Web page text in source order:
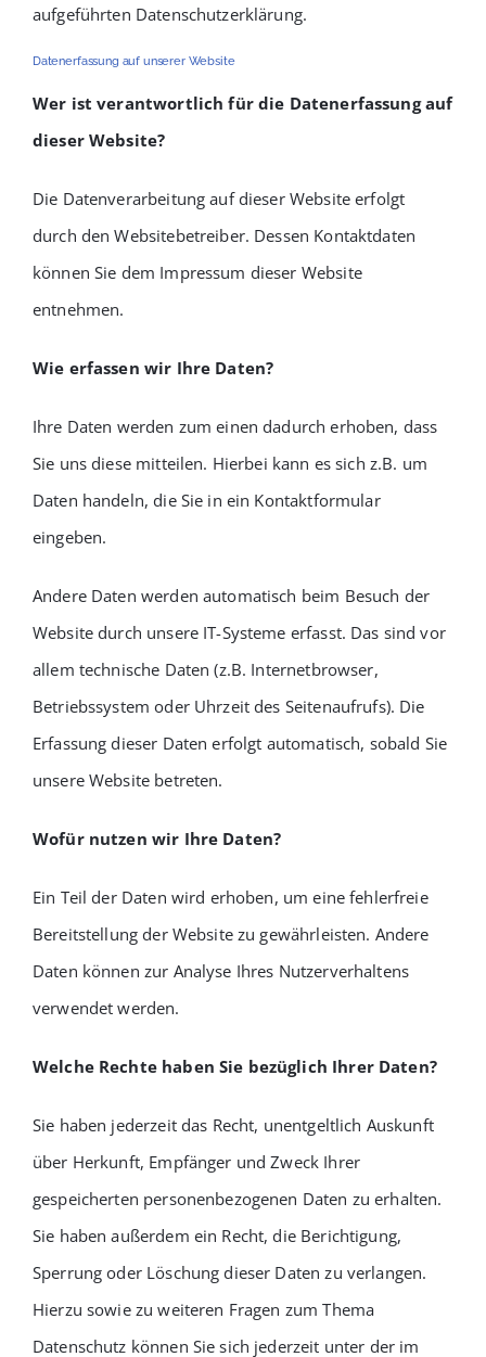
aufgeführten Datenschutzerklärung.
Datenerfassung auf unserer Website
Wer ist verantwortlich für die Datenerfassung auf
dieser Website?
Die Datenverarbeitung auf dieser Website erfolgt
durch den Websitebetreiber. Dessen Kontaktdaten
können Sie dem Impressum dieser Website
entnehmen.
Wie erfassen wir Ihre Daten?
Ihre Daten werden zum einen dadurch erhoben, dass
Sie uns diese mitteilen. Hierbei kann es sich z.B. um
Daten handeln, die Sie in ein Kontaktformular
eingeben.
Andere Daten werden automatisch beim Besuch der
Website durch unsere IT-Systeme erfasst. Das sind vor
allem technische Daten (z.B. Internetbrowser,
Betriebssystem oder Uhrzeit des Seitenaufrufs). Die
Erfassung dieser Daten erfolgt automatisch, sobald Sie
unsere Website betreten.
Wofür nutzen wir Ihre Daten?
Ein Teil der Daten wird erhoben, um eine fehlerfreie
Bereitstellung der Website zu gewährleisten. Andere
Daten können zur Analyse Ihres Nutzerverhaltens
verwendet werden.
Welche Rechte haben Sie bezüglich Ihrer Daten?
Sie haben jederzeit das Recht, unentgeltlich Auskunft
über Herkunft, Empfänger und Zweck Ihrer
gespeicherten personenbezogenen Daten zu erhalten.
Sie haben außerdem ein Recht, die Berichtigung,
Sperrung oder Löschung dieser Daten zu verlangen.
Hierzu sowie zu weiteren Fragen zum Thema
Datenschutz können Sie sich jederzeit unter der im